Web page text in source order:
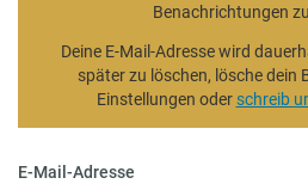
Benachrichtungen
Deine E-Mail-Adresse wird
später zu löschen, lösche dein
Einstellungen oderschreib
E-Mail-Adresse